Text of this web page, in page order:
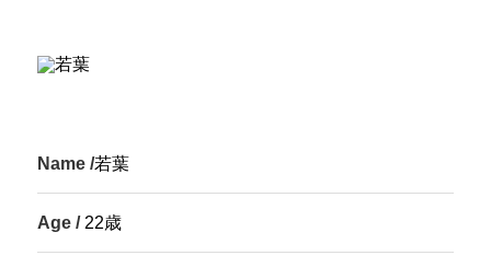
Name /若葉
Age / 22歳